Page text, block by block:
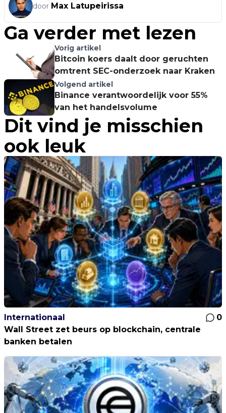
door Max Latupeirissa
Ga verder met lezen
Vorig artikel
Bitcoin koers daalt door geruchten
omtrent SEC-onderzoek naar Kraken
Volgend artikel
Binance verantwoordelijk voor 55%
van het handelsvolume
Dit vind je misschien
ook leuk
Internationaal
0
Wall Street zet beurs op blockchain, centrale
banken betalen